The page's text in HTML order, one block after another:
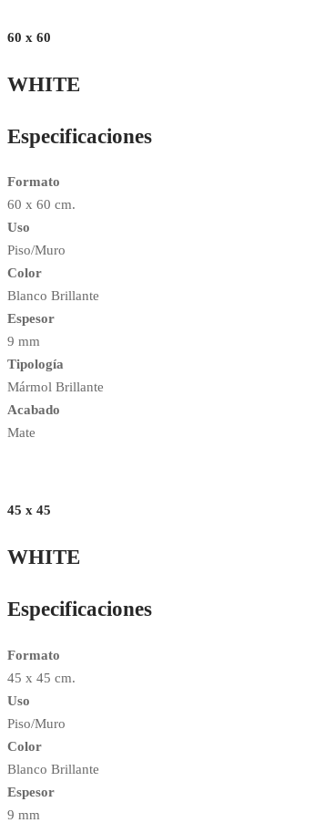
60 x 60
WHITE
Especificaciones
Formato
60 x 60 cm.
Uso
Piso/Muro
Color
Blanco Brillante
Espesor
9 mm
Tipología
Mármol Brillante
Acabado
Mate
45 x 45
WHITE
Especificaciones
Formato
45 x 45 cm.
Uso
Piso/Muro
Color
Blanco Brillante
Espesor
9 mm